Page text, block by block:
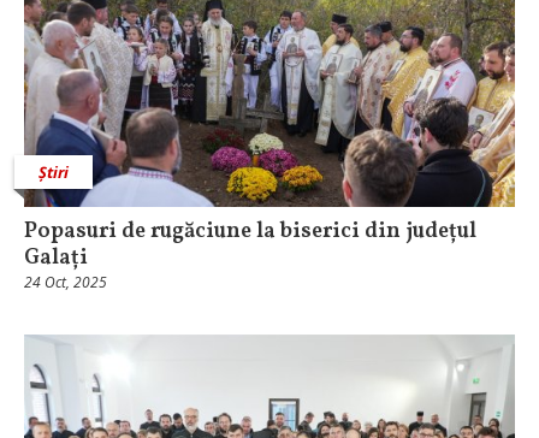
Știri
Popasuri de rugăciune la biserici din județul
Galați
24 Oct, 2025